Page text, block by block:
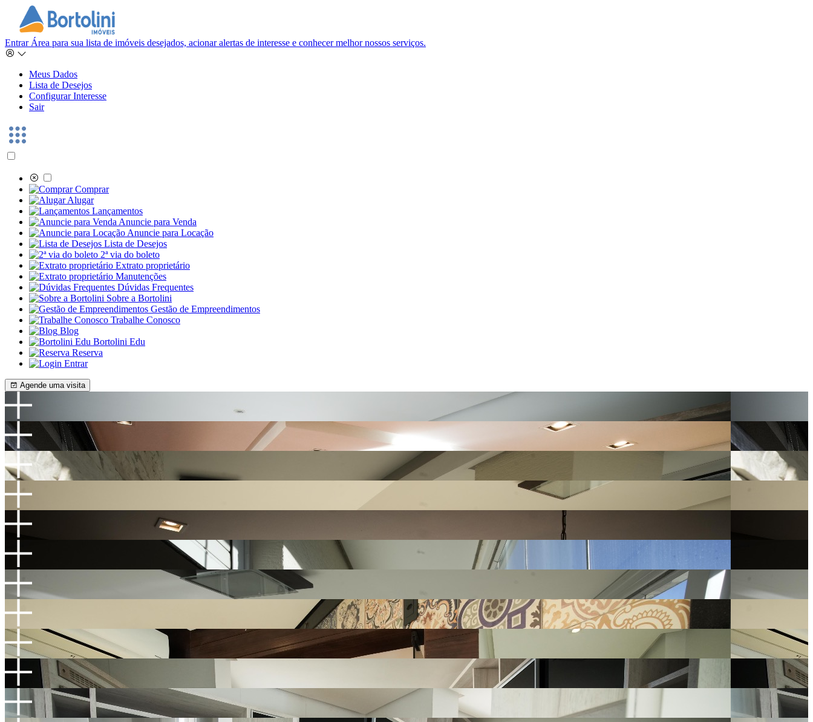
Entrar Área para sua lista de imóveis desejados, acionar alertas de interesse e conhecer melhor nossos serviços.
Meus Dados
Lista de Desejos
Configurar Interesse
Sair
Comprar
Alugar
Lançamentos
Anuncie para Venda
Anuncie para Locação
Lista de Desejos
2ª via do boleto
Extrato proprietário
Manutenções
Dúvidas Frequentes
Sobre a Bortolini
Gestão de Empreendimentos
Trabalhe Conosco
Blog
Bortolini Edu
Reserva
Entrar
Agende uma visita